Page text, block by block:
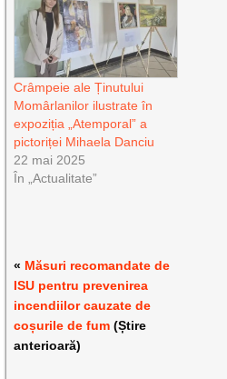
Crâmpeie ale Ținutului
Momârlanilor ilustrate în
expoziția „Atemporal” a
pictoriței Mihaela Danciu
22 mai 2025
În „Actualitate”
« Măsuri recomandate de
ISU pentru prevenirea
incendiilor cauzate de
coșurile de fum (Știre
anterioară)